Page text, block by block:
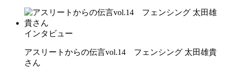
インタビュー
アスリートからの伝言vol.14 フェンシング 太田雄貴
さん